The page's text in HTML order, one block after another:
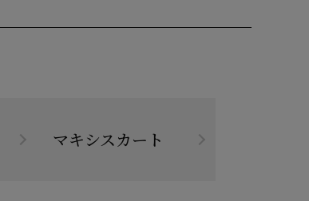
マキシスカート